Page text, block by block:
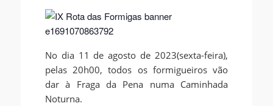
No dia 11 de agosto de 2023(sexta-feira),
pelas 20h00, todos os formigueiros vão
dar à Fraga da Pena numa Caminhada
Noturna.